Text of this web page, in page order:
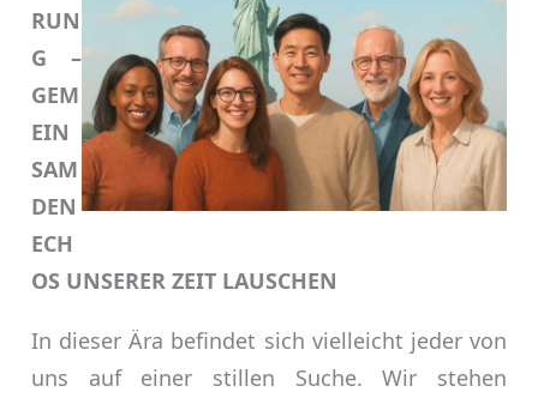
RUN
G –
GEM
EIN
SAM
DEN
ECH
OS UNSERER ZEIT LAUSCHEN
In dieser Ära befindet sich vielleicht jeder von
uns auf einer stillen Suche. Wir stehen